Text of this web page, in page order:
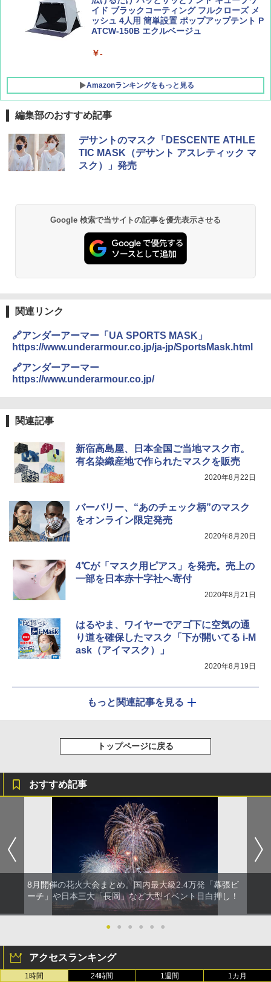
イド ブラックコーティング フルクローズ メ
ッシュ 4人用 簡単設置 ポップアップテント P
ATCW-150B エクルベージュ
￥-
Amazonランキングをもっと見る
DEWEL パラソル 大型 ビーチ アウトドアパ
ラソル ガーデン サイトシート付 折りたたみ
防水 UVカット 4段階高さ調整 軽量 収納袋付
き
GRANDOOR ステンレス保冷剤 2個セット 2
026リニューアル 急速冷凍 空間倍増 衛生的
コンパクト 保冷力長持ち
￥2,980
秒）射程5～10m 安全ロック搭載 携帯収納袋
付き ヒグマ・イノシシ対策 自治体・教育機
関の購入実績 登山・キャンプ・アウトドア・
レーム ドーム型 テント
着替えテント トイレテント 透けない【換気
通気窓付き】収納袋付き UVカット 防水 防災
コンパクト iimono117 (ブルー)
編集部のおすすめ記事
デサントのマスク「DESCENTE ATHLE
TIC MASK（デサント アスレティック マ
スク）」発売
Google 検索で当サイトの記事を優先表示させる
関連リンク
🔗アンダーアーマー「UA SPORTS MASK」
https://www.underarmour.co.jp/ja-jp/SportsMask.html
🔗アンダーアーマー
https://www.underarmour.co.jp/
関連記事
新宿高島屋、日本全国ご当地マスク市。
有名染織産地で作られたマスクを販売
2020年8月22日
バーバリー、“あのチェック柄”のマスク
をオンライン限定発売
2020年8月20日
4℃が「マスク用ピアス」を発売。売上の
一部を日本赤十字社へ寄付
2020年8月21日
はるやま、ワイヤーでアゴ下に空気の通
り道を確保したマスク「下が開いてる i-M
ask（アイマスク）」
2020年8月19日
もっと関連記事を見る
トップページに戻る
おすすめ記事
8月開催の花火大会まとめ。国内最大級2.4万発「幕張ビ
ーチ」や日本三大「長岡」など大型イベント目白押し！
● ● ● ● ● ●
アクセスランキング
1時間 24時間 1週間 1カ月